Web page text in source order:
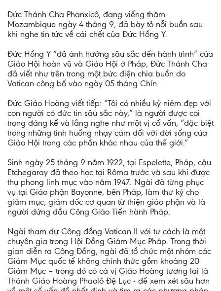
Đức Thánh Cha Phanxicô, đang viếng thăm
Mozambique ngày 4 tháng 9, đã bày tỏ nỗi buồn sau
khi nghe tin tức về cái chết của Đức Hồng Y.
Đức Hồng Y “đã ảnh hưởng sâu sắc đến hành trình” của
Giáo Hội hoàn vũ và Giáo Hội ở Pháp, Đức Thánh Cha
đã viết như trên trong một bức điện chia buồn do
Vatican công bố vào ngày 05 tháng Chín.
Đức Giáo Hoàng viết tiếp: “Tôi có nhiều kỷ niệm đẹp với
con người có đức tin sâu sắc này,” là người được coi
trọng đáng kể và lắng nghe như một vị cố vấn, “đặc biệt
trong những tình huống nhạy cảm đối với đời sống của
Giáo Hội trong các phần khác nhau của thế giới.”
Sinh ngày 25 tháng 9 năm 1922, tại Espelette, Pháp, cậu
Etchegaray đã theo học tại Rôma trước và sau khi được
thụ phong linh mục vào năm 1947. Ngài đã từng phục
vụ tại Giáo phận Bayonne, bên Pháp, làm thư ký cho
giám mục, giám đốc cơ quan từ thiện giáo phận và là
người đứng đầu Công Giáo Tiến hành Pháp.
Ngài tham dự Công đồng Vatican II với tư cách là một
chuyên gia trong Hội Đồng Giám Mục Pháp. Trong thời
gian diễn ra Công Đồng, ngài đã tổ chức một nhóm các
Giám Mục quốc tế không chính thức gồm khoảng 20
Giám Mục – trong đó có cả vị Giáo Hoàng tương lai là
Thánh Giáo Hoàng Phaolô Đệ Lục - để xem xét sâu hơn